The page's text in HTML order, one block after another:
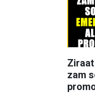
Ziraat
zam